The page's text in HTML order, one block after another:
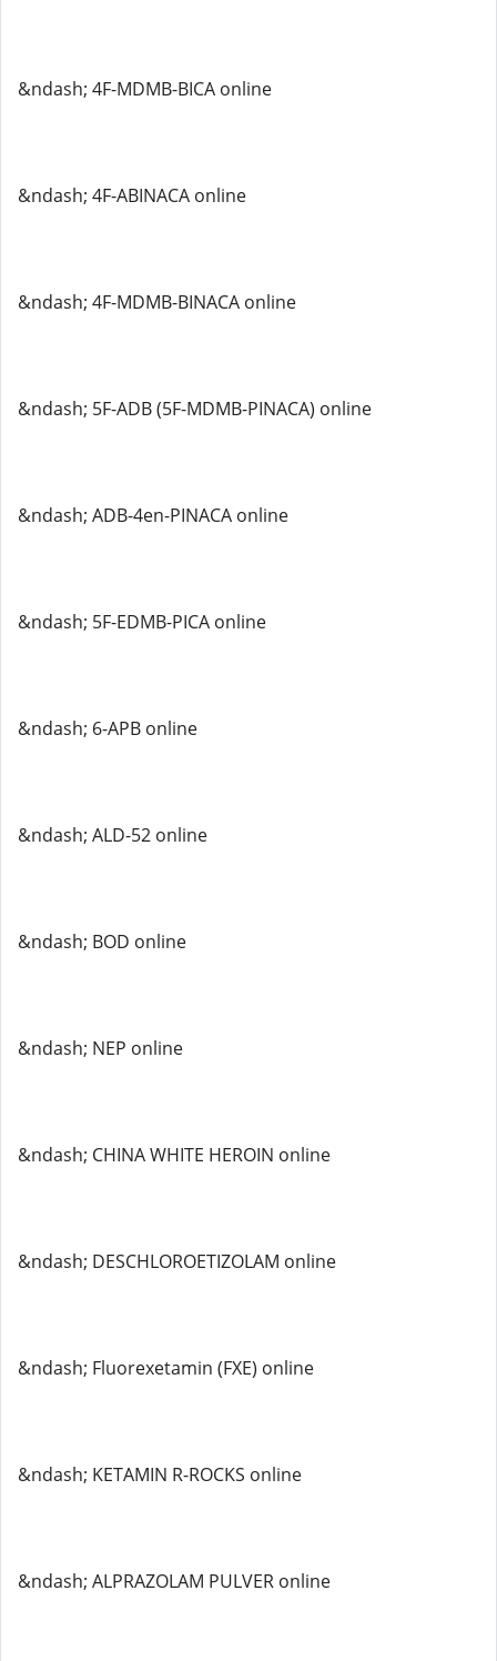
&ndash; 4F-MDMB-BICA online
&ndash; 4F-ABINACA online
&ndash; 4F-MDMB-BINACA online
&ndash; 5F-ADB (5F-MDMB-PINACA) online
&ndash; ADB-4en-PINACA online
&ndash; 5F-EDMB-PICA online
&ndash; 6-APB online
&ndash; ALD-52 online
&ndash; BOD online
&ndash; NEP online
&ndash; CHINA WHITE HEROIN online
&ndash; DESCHLOROETIZOLAM online
&ndash; Fluorexetamin (FXE) online
&ndash; KETAMIN R-ROCKS online
&ndash; ALPRAZOLAM PULVER online